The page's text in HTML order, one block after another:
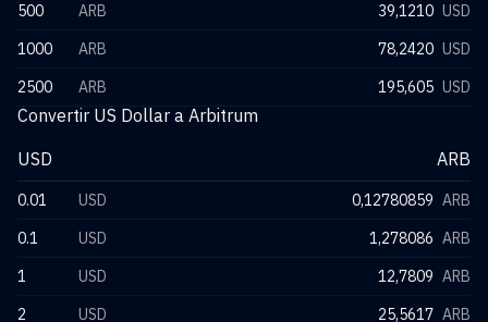
500
ARB 39,1210 USD
1000
ARB 78,2420 USD
2500
ARB 195,605 USD
Convertir US Dollar a Arbitrum
USD
ARB
0.01 USD 0,12780859 ARB
0.1
USD 1,278086 ARB
1
USD 12,7809 ARB
2
USD 25,5617 ARB